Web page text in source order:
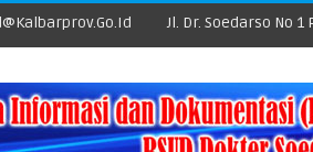
Jl. Dr. Soedarso No